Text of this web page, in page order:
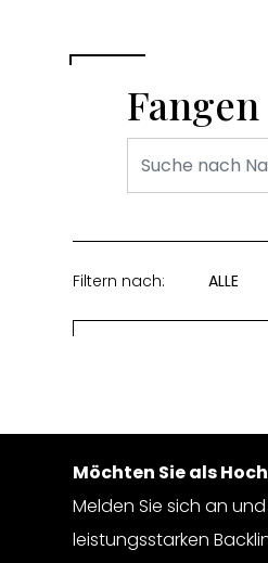
Filtern nach: ALLE
Möchten Sie als
Melden Sie sich an
leistungsstarken